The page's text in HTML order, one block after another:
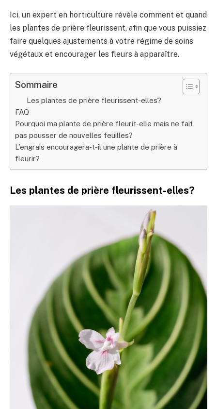
Ici, un expert en horticulture révèle comment et quand
les plantes de prière fleurissent, afin que vous puissiez
faire quelques ajustements à votre régime de soins
végétaux et encourager les fleurs à apparaître.
Sommaire
Les plantes de prière fleurissent-elles?
FAQ
Pourquoi ma plante de prière fleurit-elle mais ne fait
pas pousser de nouvelles feuilles?
L’engrais encouragera-t-il une plante de prière à
fleurir?
Les plantes de prière fleurissent-elles?